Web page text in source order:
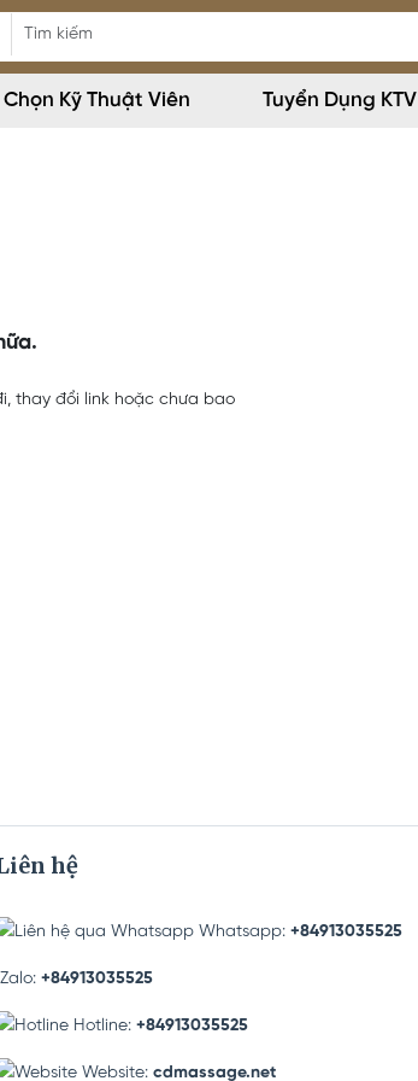
Chọn Kỹ Thuật Viên Tuyển Dụng KTV
thay đổi link hoặc chưa bao
hệ
Whatsapp:+84913035525
Zalo:+84913035525
Hotline:+84913035525
Website:cdmassage.net